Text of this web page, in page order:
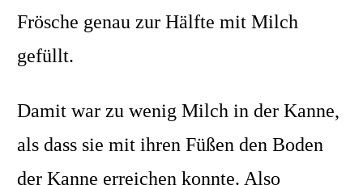
Frösche genau zur Hälfte mit Milch
gefüllt.
Damit war zu wenig Milch in der Kanne,
als dass sie mit ihren Füßen den Boden
der Kanne erreichen konnte. Also